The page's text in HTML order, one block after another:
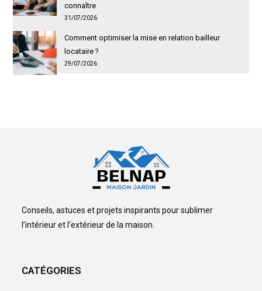
connaître
31/07/2026
Comment optimiser la mise en relation bailleur
locataire ?
29/07/2026
Conseils, astuces et projets inspirants pour sublimer
l’intérieur et l’extérieur de la maison.
CATÉGORIES